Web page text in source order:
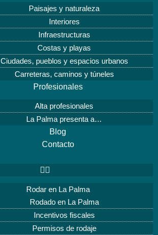
Paisajes y naturaleza
Interiores
Infraestructuras
Costas y playas
Ciudades, pueblos y espacios urbanos
Carreteras, caminos y túneles
Profesionales
Alta profesionales
La Palma presenta a…
Blog
Contacto
Rodar en La Palma
Rodado en La Palma
Incentivos fiscales
Permisos de rodaje